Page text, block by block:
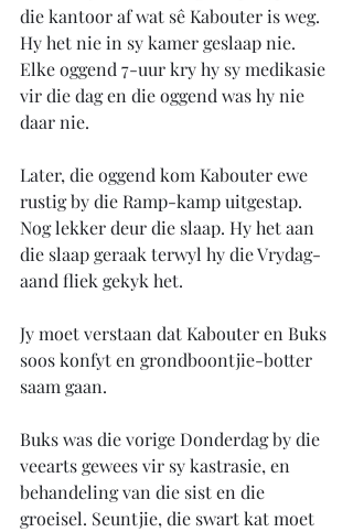
die kantoor af wat sê Kabouter is weg.
Hy het nie in sy kamer geslaap nie.
Elke oggend 7-uur kry hy sy medikasie
vir die dag en die oggend was hy nie
daar nie.
Later, die oggend kom Kabouter ewe
rustig by die Ramp-kamp uitgestap.
Nog lekker deur die slaap. Hy het aan
die slaap geraak terwyl hy die Vrydag-
aand fliek gekyk het.
Jy moet verstaan dat Kabouter en Buks
soos konfyt en grondboontjie-botter
saam gaan.
Buks was die vorige Donderdag by die
veearts gewees vir sy kastrasie, en
behandeling van die sist en die
groeisel. Seuntjie, die swart kat moet